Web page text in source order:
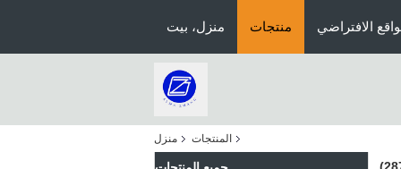
منزل، بيت منتجات الافتراضي
منزل المنتجات